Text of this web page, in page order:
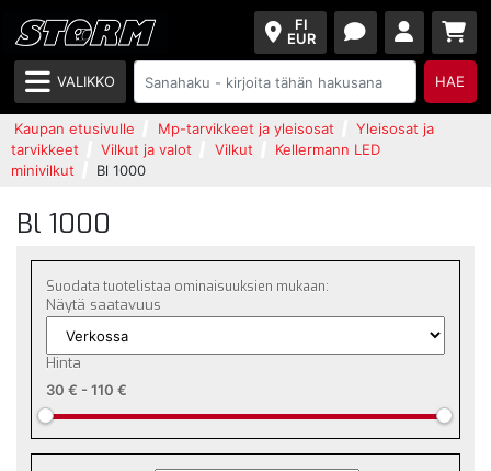
FI
EUR
VALIKKO HAE
Kaupan etusivulle Mp-tarvikkeet ja yleisosat
Yleisosat ja
tarvikkeet
Vilkut ja valot Vilkut
Kellermann LED
minivilkut
Bl 1000
Bl 1000
Suodata tuotelistaa ominaisuuksien mukaan:
Näytä saatavuus
Hinta
30 € - 110 €